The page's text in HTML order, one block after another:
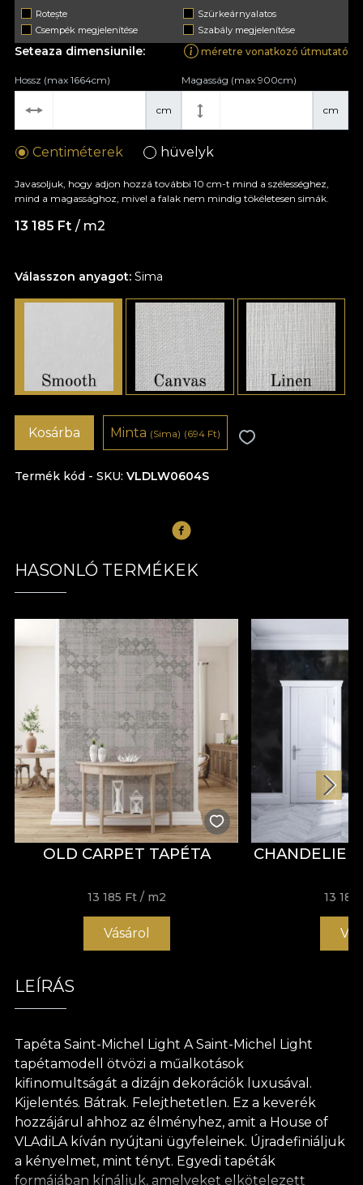
Rotește
Szürkeárnyalatos
Csempék megjelenítése
Szabály megjelenítése
Válasszon anyagot: Sima
Seteaza dimensiunile: méretre vonatkozó útmutató
cm
Hossz (max 1664cm)
cm
Magasság (max 900cm)
Centiméterek hüvelyk
Javasoljuk, hogy adjon hozzá további 10 cm-t mind a szélességhez,
mind a magassághoz, mivel a falak nem mindig tökéletesen simák.
13 185 Ft / m2
Termék kód - SKU VLDLW0604S
Kosárba Minta (Sima) (694 Ft)
HASONLÓ TERMÉKEK
OLD CARPET TAPÉTA
13 185 Ft / m2
Vásárol
CHANDELIER
13 185
LEÍRÁS
Tapéta Saint-Michel Light A Saint-Michel Light
tapétamodell ötvözi a műalkotások
kifinomultságát a dizájn dekorációk luxusával.
Kijelentés. Bátrak. Felejthetetlen. Ez a keverék
hozzájárul ahhoz az élményhez, amit a House of
VLAdiLA kíván nyújtani ügyfeleinek. Újradefiniáljuk
a kényelmet, mint tényt. Egyedi tapéták
formájában kínáljuk, amelyeket elkötelezett